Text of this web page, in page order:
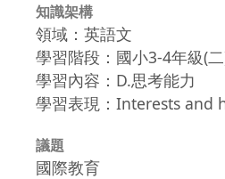
知識架構
領域：英語文
學習階段：國小3-4年級(
學習內容：D.思考能力
學習表現：Interests and
議題
國際教育